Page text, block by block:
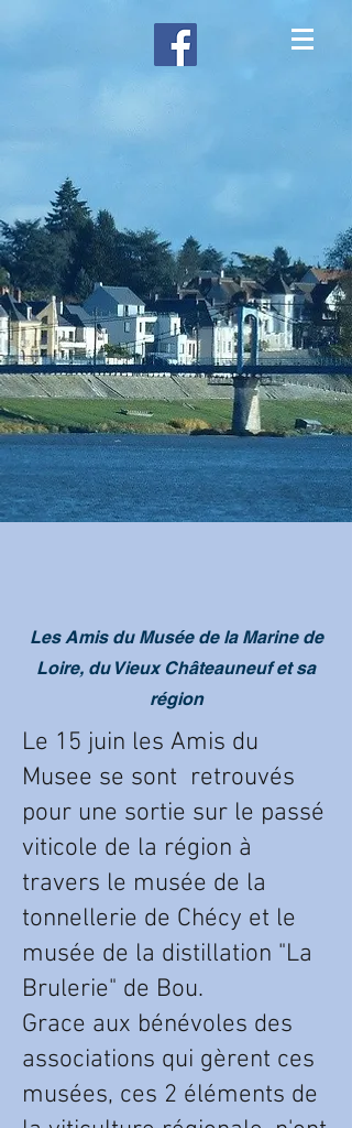
Les Amis du Musée de la Marine de
Loire, du Vieux Châteauneuf et sa
région
Le 15 juin les Amis du
Musee se sont retrouvés
pour une sortie sur le passé
viticole de la région à
travers le musée de la
tonnellerie de Chécy et le
musée de la distillation "La
Brulerie" de Bou.
Grace aux bénévoles des
associations qui gèrent ces
musées, ces 2 éléments de